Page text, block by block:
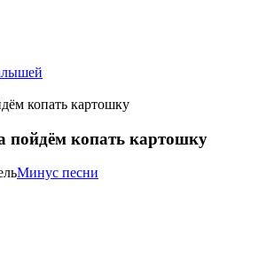
копать картошку
пойдём копать картошку
Минус песни